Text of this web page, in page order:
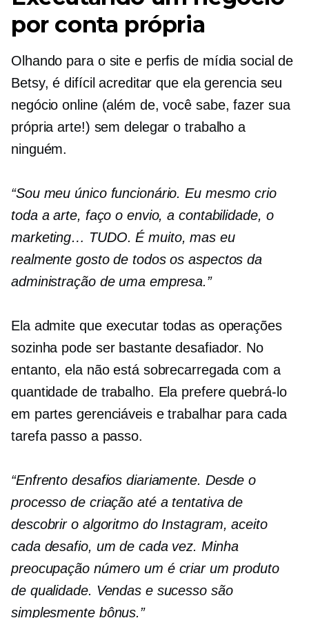
por conta própria
Olhando para o site e perfis de mídia social de
Betsy, é difícil acreditar que ela gerencia seu
negócio online (além de, você sabe, fazer sua
própria arte!) sem delegar o trabalho a
ninguém.
“Sou meu único funcionário. Eu mesmo crio
toda a arte, faço o envio, a contabilidade, o
marketing… TUDO. É muito, mas eu
realmente gosto de todos os aspectos da
administração de uma empresa.”
Ela admite que executar todas as operações
sozinha pode ser bastante desafiador. No
entanto, ela não está sobrecarregada com a
quantidade de trabalho. Ela prefere quebrá-lo
em partes gerenciáveis ​​e trabalhar para cada
tarefa passo a passo.
“Enfrento desafios diariamente. Desde o
processo de criação até a tentativa de
descobrir o algoritmo do Instagram, aceito
cada desafio, um de cada vez. Minha
preocupação número um é criar um produto
de qualidade. Vendas e sucesso são
simplesmente bônus.”